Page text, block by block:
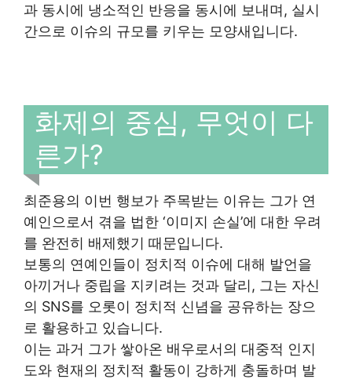
과 동시에 냉소적인 반응을 동시에 보내며, 실시
간으로 이슈의 규모를 키우는 모양새입니다.
화제의 중심, 무엇이 다
른가?
최준용의 이번 행보가 주목받는 이유는 그가 연
예인으로서 겪을 법한 ‘이미지 손실’에 대한 우려
를 완전히 배제했기 때문입니다.
보통의 연예인들이 정치적 이슈에 대해 발언을
아끼거나 중립을 지키려는 것과 달리, 그는 자신
의 SNS를 오롯이 정치적 신념을 공유하는 장으
로 활용하고 있습니다.
이는 과거 그가 쌓아온 배우로서의 대중적 인지
도와 현재의 정치적 활동이 강하게 충돌하며 발